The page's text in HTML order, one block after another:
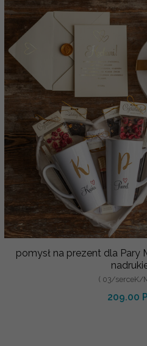
pomysł na prezent dla Pary
( 03/serceK/
209.00